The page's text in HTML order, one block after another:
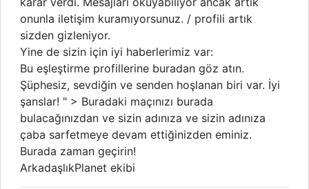
onunla iletişim kuramıyorsunuz. / profili artık
sizden gizleniyor.
Yine de sizin için iyi haberlerimiz var:
Bu eşleştirme profillerine buradan göz atın.
Şüphesiz, sevdiğin ve senden hoşlanan biri var. İyi
şanslar! " > Buradaki maçınızı burada
bulacağınızdan ve sizin adınıza ve sizin adınıza
çaba sarfetmeye devam ettiğinizden eminiz.
Burada zaman geçirin!
ArkadaşlıkPlanet ekibi